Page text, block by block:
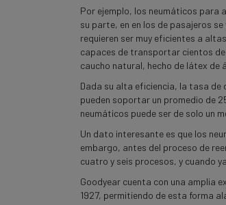
Por ejemplo, los neumáticos
su parte, en en los de pasajeros
requieren ser muy eficientes a
capaces de transportar cientos
caucho natural, hecho de látex
Dada su alta eficiencia, la tasa de
pueden soportar un promedio de
neumáticos puede ser de solo un
Un dato interesante es que los
embargo, antes del proceso de
cuatro y seis procesos, y cuando
Goodyear cuenta con una amplia
1927, permitiendo de esta forma